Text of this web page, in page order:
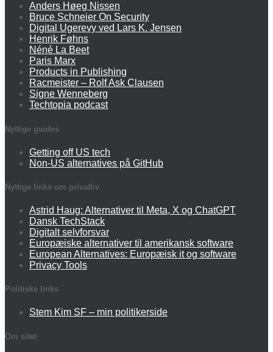
Anders Høeg Nissen
Bruce Schneier On Security
Digital Ugerevy ved Lars K. Jensen
Henrik Føhns
Néné La Beet
Paris Marx
Products in Publishing
Racmeister – Rolf Ask Clausen
Signe Wenneberg
Techtopia podcast
Nyttige guides
Getting off US tech
Non-US alternatives på GitHub
Nyttige links om privatliv
Astrid Haug: Alternativer til Meta, X og ChatGPT
Dansk TechStack
Digitalt selvforsvar
Europæiske alternativer til amerikansk software
European Alternatives: Europæisk it og software
Privacy Tools
Politiske links
Stem Kim SF – min politikerside
Om sitet